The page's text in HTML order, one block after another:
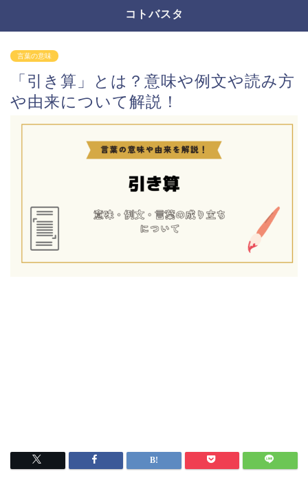
コトバスタ
言葉の意味
「引き算」とは？意味や例文や読み方
や由来について解説！